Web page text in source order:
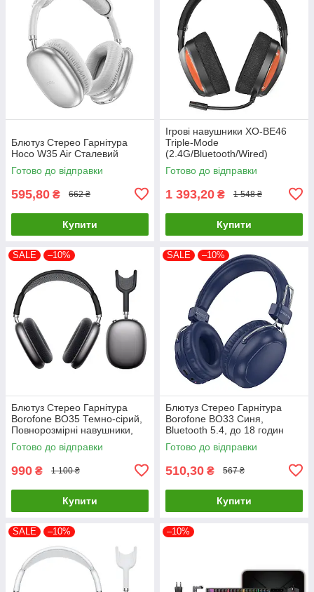
Блютуз Стерео Гарнітура
Hoco W35 Air Сталевий
Готово до відправки
595,80 ₴ 662 ₴
Купити
Ігрові навушники XO-BE46
Triple-Mode
(2.4G/Bluetooth/Wired)
Чорний, повнорозмірні, з
мікрофоном і зарядкою Type-
Готово до відправки
1 393,20 ₴ 1 548 ₴
Купити
SALE –10%
Блютуз Стерео Гарнітура
Borofone BO35 Темно-сірий,
Повнорозмірні навушники,
Bluetooth 5.4, 45 годин
роботи
Готово до відправки
990 ₴ 1 100 ₴
Купити
SALE –10%
Блютуз Стерео Гарнітура
Borofone BO33 Синя,
Bluetooth 5.4, до 18 годин
роботи
Готово до відправки
510,30 ₴ 567 ₴
Купити
SALE –10% –10%